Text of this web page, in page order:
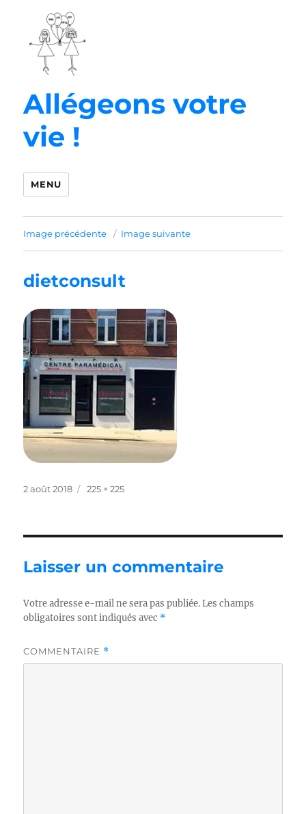
Allégeons votre
vie !
MENU
Image précédente Image suivante
dietconsult
Publié
2 août 2018
Taille
225 × 225
Laisser un commentaire
Votre adresse e-mail ne sera pas publiée. Les champs
obligatoires sont indiqués avec *
COMMENTAIRE *